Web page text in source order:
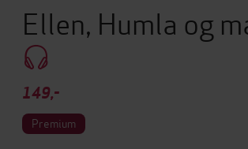
Ellen, Humla og
149,-
Premium